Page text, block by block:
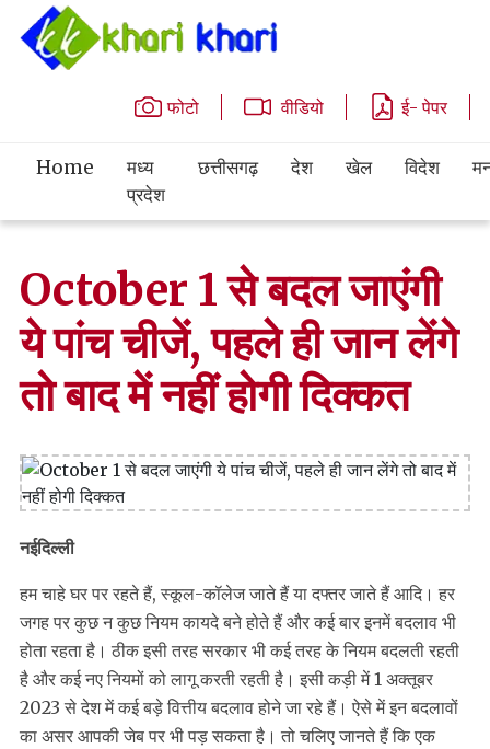
फोटो वीडियो ई- पेपर
Home
मध्य
प्रदेश
छत्तीसगढ़ देश खेल विदेश
October 1 से बदल जाएंगी
ये पांच चीजें, पहले ही जान लेंगे
तो बाद में नहीं होगी दिक्कत
नईदिल्ली
हम चाहे घर पर रहते हैं, स्कूल-कॉलेज जाते हैं या दफ्तर जाते हैं आदि। हर
जगह पर कुछ न कुछ नियम कायदे बने होते हैं और कई बार इनमें बदलाव भी
होता रहता है। ठीक इसी तरह सरकार भी कई तरह के नियम बदलती रहती
है और कई नए नियमों को लागू करती रहती है। इसी कड़ी में 1 अक्तूबर
2023 से देश में कई बड़े वित्तीय बदलाव होने जा रहे हैं। ऐसे में इन बदलावों
का असर आपकी जेब पर भी पड़ सकता है। तो चलिए जानते हैं कि एक